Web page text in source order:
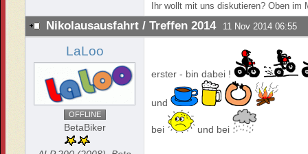
Ihr wollt mit uns diskutieren? Oben
Nikolausausfahrt / Treffen 2014 11 Nov 2014 06:55
LaLoo
OFFLINE
BetaBiker
erster - bin dabei !
und
bei und bei